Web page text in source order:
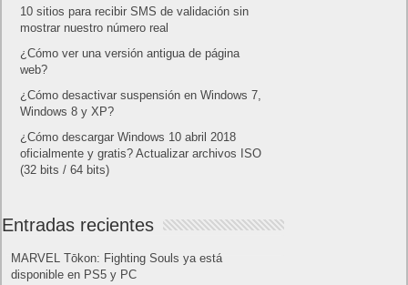
10 sitios para recibir SMS de validación sin
mostrar nuestro número real
¿Cómo ver una versión antigua de página
web?
¿Cómo desactivar suspensión en Windows 7,
Windows 8 y XP?
¿Cómo descargar Windows 10 abril 2018
oficialmente y gratis? Actualizar archivos ISO
(32 bits / 64 bits)
Entradas recientes
MARVEL Tōkon: Fighting Souls ya está
disponible en PS5 y PC